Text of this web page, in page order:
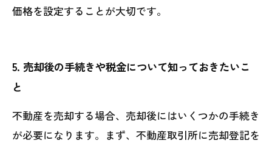
価格を設定することが大切です。
5. 売却後の手続きや税金について知っておきたいこ
と
不動産を売却する場合、売却後にはいくつかの手続き
が必要になります。まず、不動産取引所に売却登記を